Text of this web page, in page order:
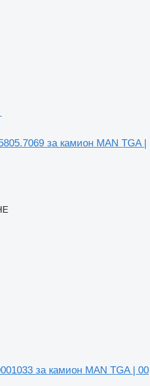
за камион MAN TGA |
за камион MAN TGA | 00